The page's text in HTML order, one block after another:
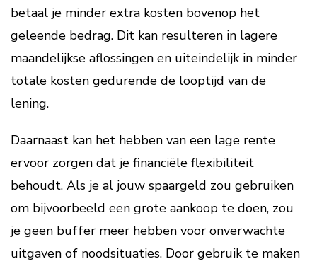
betaal je minder extra kosten bovenop het
geleende bedrag. Dit kan resulteren in lagere
maandelijkse aflossingen en uiteindelijk in minder
totale kosten gedurende de looptijd van de
lening.
Daarnaast kan het hebben van een lage rente
ervoor zorgen dat je financiële flexibiliteit
behoudt. Als je al jouw spaargeld zou gebruiken
om bijvoorbeeld een grote aankoop te doen, zou
je geen buffer meer hebben voor onverwachte
uitgaven of noodsituaties. Door gebruik te maken